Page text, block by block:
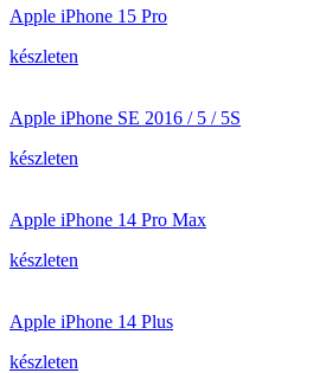
Apple iPhone 15 Pro
készleten
Apple iPhone SE 2016 / 5 / 5S
készleten
Apple iPhone 14 Pro Max
készleten
Apple iPhone 14 Plus
készleten